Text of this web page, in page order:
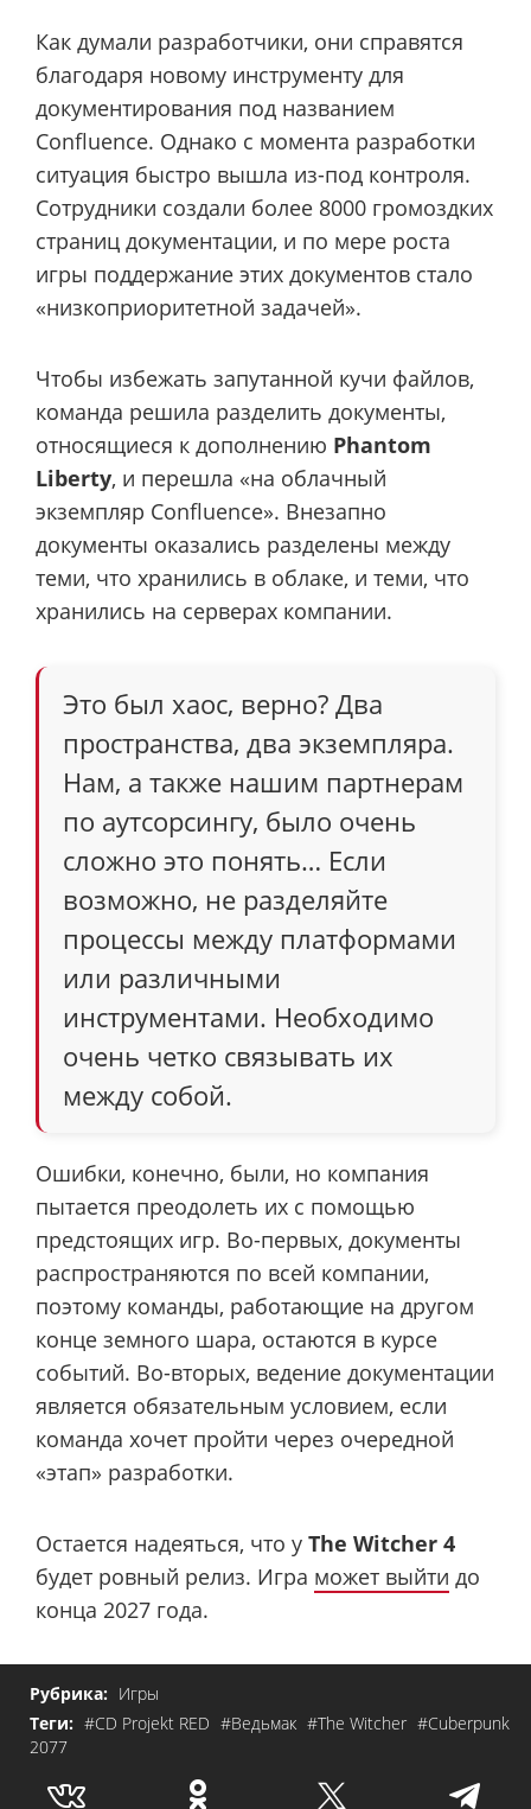
Как думали разработчики, они справятся
благодаря новому инструменту для
документирования под названием
Confluence. Однако с момента разработки
ситуация быстро вышла из-под контроля.
Сотрудники создали более 8000 громоздких
страниц документации, и по мере роста
игры поддержание этих документов стало
«низкоприоритетной задачей».
Чтобы избежать запутанной кучи файлов,
команда решила разделить документы,
относящиеся к дополнению Phantom
Liberty, и перешла «на облачный
экземпляр Confluence». Внезапно
документы оказались разделены между
теми, что хранились в облаке, и теми, что
хранились на серверах компании.
Это был хаос, верно? Два
пространства, два экземпляра.
Нам, а также нашим партнерам
по аутсорсингу, было очень
сложно это понять… Если
возможно, не разделяйте
процессы между платформами
или различными
инструментами. Необходимо
очень четко связывать их
между собой.
Ошибки, конечно, были, но компания
пытается преодолеть их с помощью
предстоящих игр. Во-первых, документы
распространяются по всей компании,
поэтому команды, работающие на другом
конце земного шара, остаются в курсе
событий. Во-вторых, ведение документации
является обязательным условием, если
команда хочет пройти через очередной
«этап» разработки.
Остается надеяться, что у The Witcher 4
будет ровный релиз. Игра может выйти до
конца 2027 года.
Рубрика: Игры
Теги: #CD Projekt RED #Ведьмак #The Witcher #Cuberpunk
2077